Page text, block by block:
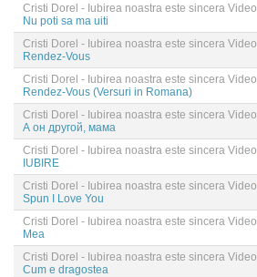
Cristi Dorel - Iubirea noastra este sincera Video
Nu poti sa ma uiti
Cristi Dorel - Iubirea noastra este sincera Video
Rendez-Vous
Cristi Dorel - Iubirea noastra este sincera Video
Rendez-Vous (Versuri in Romana)
Cristi Dorel - Iubirea noastra este sincera Video
А он другой, мама
Cristi Dorel - Iubirea noastra este sincera Video
IUBIRE
Cristi Dorel - Iubirea noastra este sincera Video
Spun I Love You
Cristi Dorel - Iubirea noastra este sincera Video
Mea
Cristi Dorel - Iubirea noastra este sincera Video
Cum e dragostea